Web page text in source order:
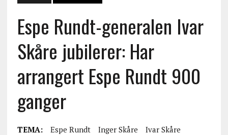
Espe Rundt-generalen Ivar
Skåre jubilerer: Har
arrangert Espe Rundt 900
ganger
TEMA: Espe Rundt Inger Skåre Ivar Skåre